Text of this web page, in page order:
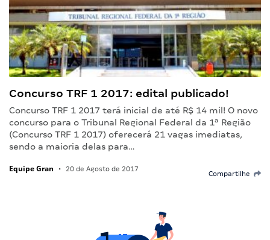
Concurso TRF 1 2017: edital publicado!
Concurso TRF 1 2017 terá inicial de até R$ 14 mil! O novo
concurso para o Tribunal Regional Federal da 1ª Região
(Concurso TRF 1 2017) oferecerá 21 vagas imediatas,
sendo a maioria delas para…
Equipe Gran • 20 de Agosto de 2017
Compartilhe